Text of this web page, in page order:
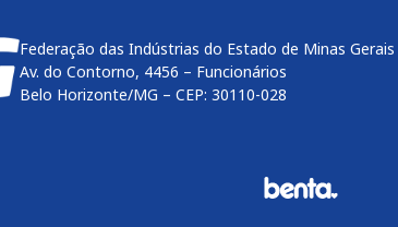
Federação das Indústrias do Estado de Minas Gerais
Av. do Contorno, 4456 – Funcionários
Belo Horizonte/MG – CEP: 30110-028
btn-04